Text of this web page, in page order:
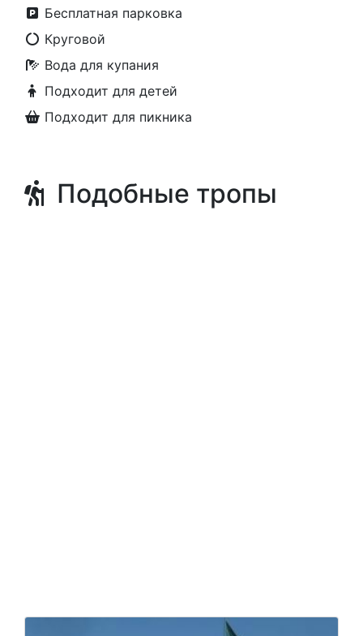
Бесплатная парковка
Круговой
Вода для купания
Подходит для детей
Подходит для пикника
Подобные тропы